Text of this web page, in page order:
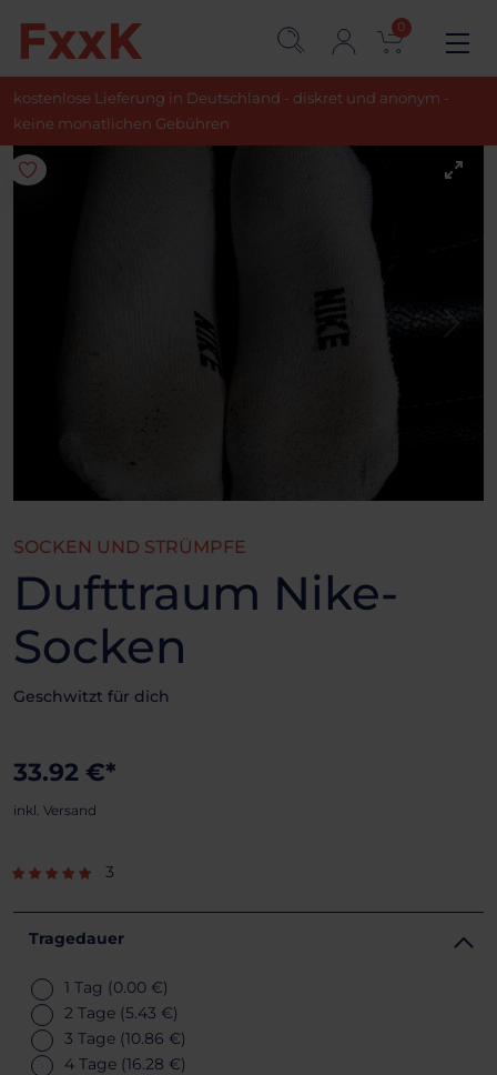
0
kostenlose Lieferung in Deutschland - diskret und anonym -
keine monatlichen Gebühren
SOCKEN UND STRÜMPFE
Dufttraum Nike-
Socken
Geschwitzt für dich
33.92 €*
inkl. Versand
3
Tragedauer
1 Tag (0.00 €)
2 Tage (5.43 €)
3 Tage (10.86 €)
4 Tage (16.28 €)